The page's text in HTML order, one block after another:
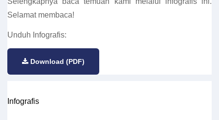
Selamat membaca!
Unduh Infografis:
Download (PDF)
Infografis